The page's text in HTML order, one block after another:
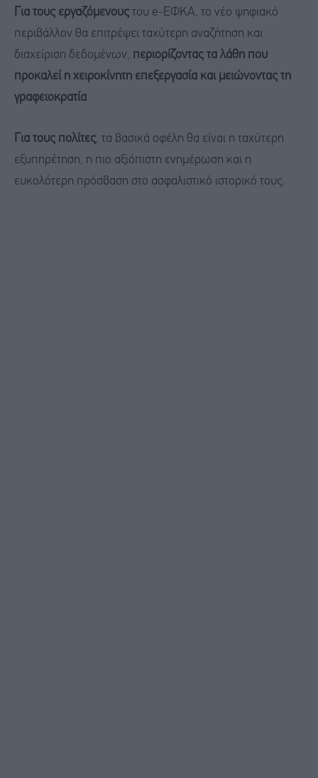
Για τους εργαζόμενους του e-ΕΦΚΑ, το νέο ψηφιακό
περιβάλλον θα επιτρέψει ταχύτερη αναζήτηση και
διαχείριση δεδομένων, περιορίζοντας τα λάθη που
προκαλεί η χειροκίνητη επεξεργασία και μειώνοντας τη
γραφειοκρατία.
Για τους πολίτες, τα βασικά οφέλη θα είναι η ταχύτερη
εξυπηρέτηση, η πιο αξιόπιστη ενημέρωση και η
ευκολότερη πρόσβαση στο ασφαλιστικό ιστορικό τους.